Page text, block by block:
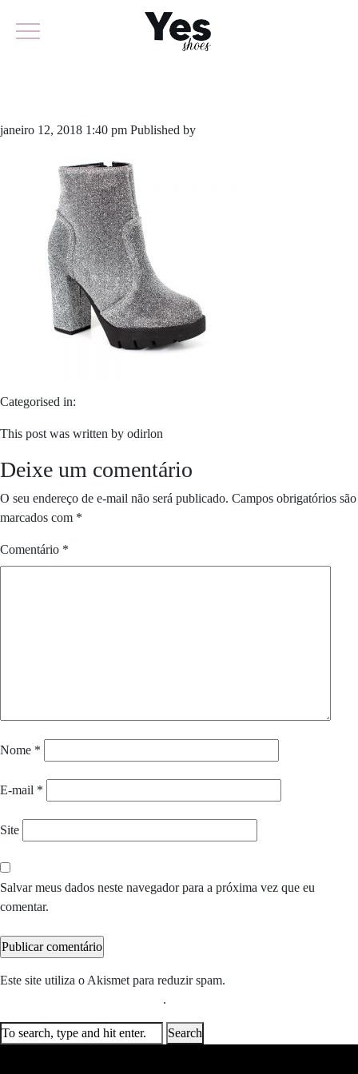
janeiro 12, 2018 1:40 pm Published by
Categorised in:
This post was written by odirlon
Deixe um comentário
O seu endereço de e-mail não será publicado. Campos obrigatórios são
marcados com *
Comentário *
Nome *
E-mail *
Site
Salvar meus dados neste navegador para a próxima vez que eu
comentar.
Este site utiliza o Akismet para reduzir spam.
.
Search